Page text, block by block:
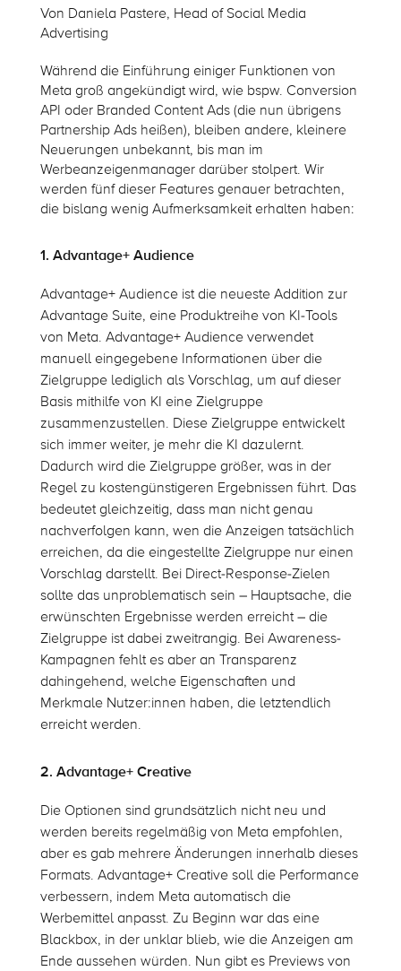
Von Daniela Pastere, Head of Social Media
Advertising
Während die Einführung einiger Funktionen von
Meta groß angekündigt wird, wie bspw. Conversion
API oder Branded Content Ads (die nun übrigens
Partnership Ads heißen), bleiben andere, kleinere
Neuerungen unbekannt, bis man im
Werbeanzeigenmanager darüber stolpert. Wir
werden fünf dieser Features genauer betrachten,
die bislang wenig Aufmerksamkeit erhalten haben:
1. Advantage+ Audience
Advantage+ Audience ist die neueste Addition zur
Advantage Suite, eine Produktreihe von KI-Tools
von Meta. Advantage+ Audience verwendet
manuell eingegebene Informationen über die
Zielgruppe lediglich als Vorschlag, um auf dieser
Basis mithilfe von KI eine Zielgruppe
zusammenzustellen. Diese Zielgruppe entwickelt
sich immer weiter, je mehr die KI dazulernt.
Dadurch wird die Zielgruppe größer, was in der
Regel zu kostengünstigeren Ergebnissen führt. Das
bedeutet gleichzeitig, dass man nicht genau
nachverfolgen kann, wen die Anzeigen tatsächlich
erreichen, da die eingestellte Zielgruppe nur einen
Vorschlag darstellt. Bei Direct-Response-Zielen
sollte das unproblematisch sein – Hauptsache, die
erwünschten Ergebnisse werden erreicht – die
Zielgruppe ist dabei zweitrangig. Bei Awareness-
Kampagnen fehlt es aber an Transparenz
dahingehend, welche Eigenschaften und
Merkmale Nutzer:innen haben, die letztendlich
erreicht werden.
2. Advantage+ Creative
Die Optionen sind grundsätzlich nicht neu und
werden bereits regelmäßig von Meta empfohlen,
aber es gab mehrere Änderungen innerhalb dieses
Formats. Advantage+ Creative soll die Performance
verbessern, indem Meta automatisch die
Werbemittel anpasst. Zu Beginn war das eine
Blackbox, in der unklar blieb, wie die Anzeigen am
Ende aussehen würden. Nun gibt es Previews von